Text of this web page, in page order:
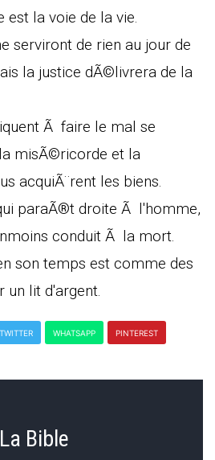
est la voie de la vie.
serviront de rien au jour de
la justice dÃ©livrera de la
Ã faire le mal se
misÃ©ricorde et la
acquiÃ¨rent les biens.
paraÃ®t droite Ã l'homme,
conduit Ã la mort.
son temps est comme des
un lit d'argent.
TWITTER WHATSAPP PINTEREST
Bible